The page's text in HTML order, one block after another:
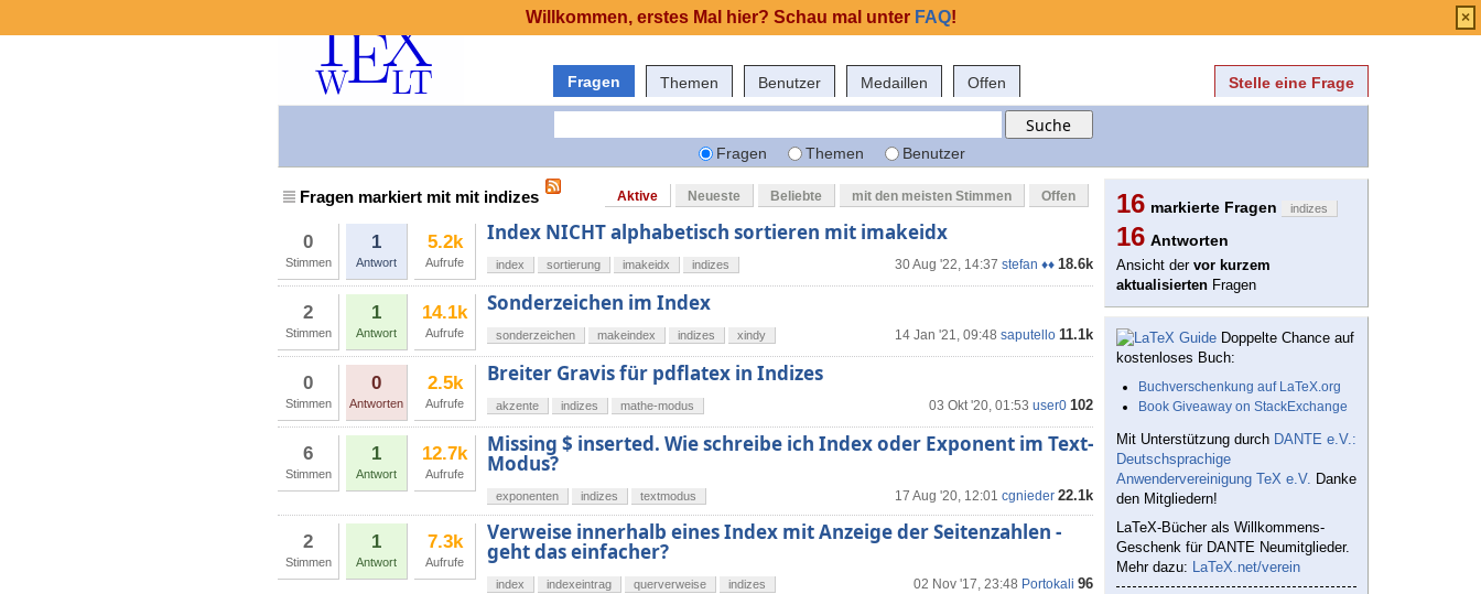
Fragen Themen Benutzer Medaillen Offen Stelle eine Frage
Fragen Themen Benutzer
Fragen markiert mit mit indizes Aktive Neueste Beliebte mit den meisten Stimmen Offen
0
Stimmen
1
Antwort
5.2k
Aufrufe
Index NICHT alphabetisch sortieren mit imakeidx
30 Aug '22, 14:37 stefan ♦♦ 18.6k
index sortierung imakeidx indizes
2
Stimmen
1
Antwort
14.1k
Aufrufe
Sonderzeichen im Index
14 Jan '21, 09:48 saputello 11.1k
sonderzeichen makeindex indizes xindy
0
Stimmen
0
Antworten
2.5k
Aufrufe
Breiter Gravis für pdflatex in Indizes
03 Okt '20, 01:53 user0 102
akzente indizes mathe-modus
6
Stimmen
1
Antwort
12.7k
Aufrufe
Missing $ inserted. Wie schreibe ich Index oder Exponent im Text-
Modus?
17 Aug '20, 12:01 cgnieder 22.1k
exponenten indizes textmodus
2
Stimmen
1
Antwort
7.3k
Aufrufe
Verweise innerhalb eines Index mit Anzeige der Seitenzahlen -
geht das einfacher?
02 Nov '17, 23:48 Portokali 96
index indexeintrag querverweise indizes
16 markierte Fragen indizes
16 Antworten
Ansicht der vor kurzem
aktualisierten Fragen
Doppelte Chance auf
kostenloses Buch:
Buchverschenkung auf LaTeX.org
Book Giveaway on StackExchange
Mit Unterstützung durch DANTE e.V.:
Deutschsprachige
Anwendervereinigung TeX e.V. Danke
den Mitgliedern!
LaTeX-Bücher als Willkommens-
Geschenk für DANTE Neumitglieder.
Mehr dazu: LaTeX.net/verein
Willkommen, erstes Mal hier? Schau mal unter FAQ! ×